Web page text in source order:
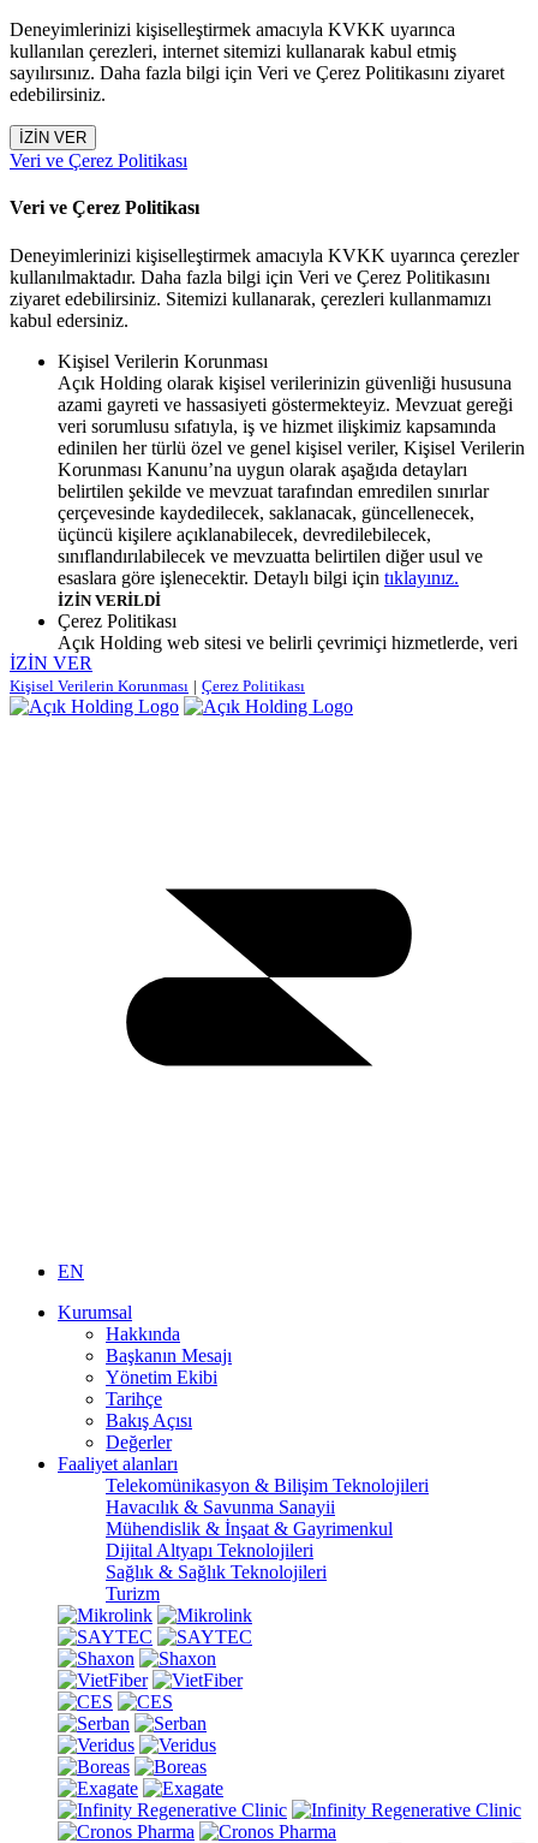
Deneyimlerinizi kişiselleştirmek amacıyla KVKK uyarınca
kullanılan çerezleri, internet sitemizi kullanarak kabul etmiş
sayılırsınız. Daha fazla bilgi için Veri ve Çerez Politikasını ziyaret
edebilirsiniz.
İZİN VER
Veri ve Çerez Politikası
Veri ve Çerez Politikası
Deneyimlerinizi kişiselleştirmek amacıyla KVKK uyarınca çerezler
kullanılmaktadır. Daha fazla bilgi için Veri ve Çerez Politikasını
ziyaret edebilirsiniz. Sitemizi kullanarak, çerezleri kullanmamızı
kabul edersiniz.
Kişisel Verilerin Korunması
Açık Holding olarak kişisel verilerinizin güvenliği hususuna
azami gayreti ve hassasiyeti göstermekteyiz. Mevzuat gereği
veri sorumlusu sıfatıyla, iş ve hizmet ilişkimiz kapsamında
edinilen her türlü özel ve genel kişisel veriler, Kişisel Verilerin
Korunması Kanunu’na uygun olarak aşağıda detayları
belirtilen şekilde ve mevzuat tarafından emredilen sınırlar
çerçevesinde kaydedilecek, saklanacak, güncellenecek,
üçüncü kişilere açıklanabilecek, devredilebilecek,
sınıflandırılabilecek ve mevzuatta belirtilen diğer usul ve
esaslara göre işlenecektir. Detaylı bilgi için tıklayınız.
İZİN VERİLDİ
Çerez Politikası
Açık Holding web sitesi ve belirli çevrimiçi hizmetlerde, veri
toplamayı etkinleştirmek için cihazınıza yerleştirilen dosyalar
olan çerezler kullanılabilir. Çerezleri kullanmamıza izin
verirseniz web sitemizde nasıl gezindiğinizi daha iyi
İZİN VER
Kişisel Verilerin Korunması | Çerez Politikası
EN
Kurumsal
Hakkında
Başkanın Mesajı
Yönetim Ekibi
Tarihçe
Bakış Açısı
Değerler
Faaliyet alanları
Telekomünikasyon & Bilişim Teknolojileri
Havacılık & Savunma Sanayii
Mühendislik & İnşaat & Gayrimenkul
Dijital Altyapı Teknolojileri
Sağlık & Sağlık Teknolojileri
Turizm